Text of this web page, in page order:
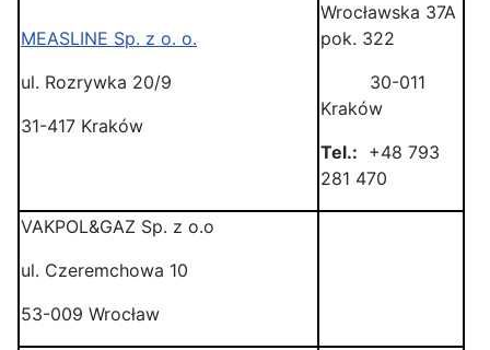
MEASLINE Sp. z o. o.
ul. Rozrywka 20/9
31-417 Kraków
Wrocławska 37A
pok. 322
30-011
Kraków
Tel.: +48 793
281 470
VAKPOL&GAZ Sp. z o.o
ul. Czeremchowa 10
53-009 Wrocław